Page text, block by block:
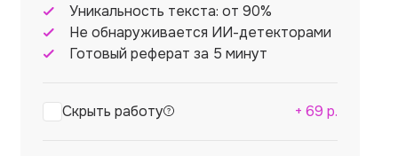
Уникальность текста: от 90%
Не обнаруживается ИИ-детекторами
Готовый реферат за 5 минут
Скрыть работу + 69 р.